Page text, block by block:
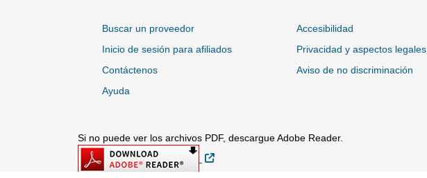
Buscar un proveedor
Inicio de sesión para afiliados
Contáctenos
Ayuda
Accesibilidad
Privacidad y aspectos legales
Aviso de no discriminación
Si no puede ver los archivos PDF, descargue Adobe Reader.
Sitio Externo